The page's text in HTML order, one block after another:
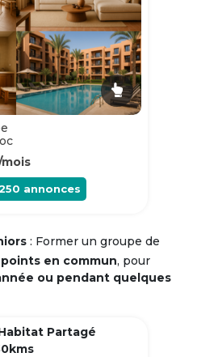
mois
annonces
: Former un groupe de
en commun, pour
ou pendant quelques
Partagé